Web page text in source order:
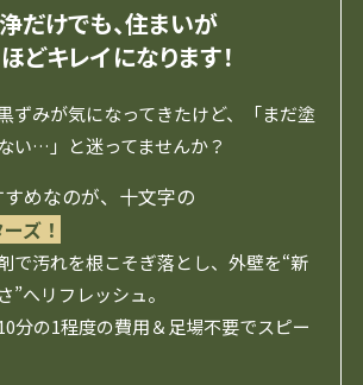
だけでも、住まいが
どキレイになります！
ずみが気になってきたけど、「まだ塗
い…」と迷ってませんか？
めなのが、十文字の
ズ！
で汚れを根こそぎ落とし、外壁を“新
”へリフレッシュ。
分の1程度の費用＆足場不要でスピー